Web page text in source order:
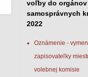
voľby do orgánov
samosprávnych
2022
Oznámenie -
zapisovateľky
volebnej komisie